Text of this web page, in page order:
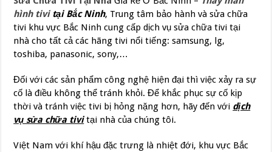
hình tivitại Bắc Ninh, Trung tâm bảo hành và sửa chữa
tivi khu vực Bắc Ninh cung cấp dịch vụ sửa chữa tivi tại
nhà cho tất cả các hãng tivi nổi tiếng: samsung, lg,
toshiba, panasonic, sony,…
Đối với các sản phẩm công nghệ hiện đại thì việc xảy ra sự
cố là điều không thể tránh khỏi. Để khắc phục sự cố kịp
thời và tránh việc tivi bị hỏng nặng hơn, hãy đến với dịch
vụ sửa chữa tivitại nhà của chúng tôi.
Việt Nam với khí hậu đặc trưng là nhiệt đới, khu vực Bắc